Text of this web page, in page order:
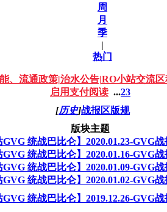
周
月
季
|
热门
、流通政策|治水公告|RO小站交流
启用支付阅读 ...23
[历史]战报区版规
版块主题
统战巴比仑】2020.01.23-GVG战
统战巴比仑】2020.01.16-GVG战
统战巴比仑】2020.01.09-GVG战
统战巴比仑】2020.01.02-GVG战
统战巴比仑】2019.12.26-GVG战